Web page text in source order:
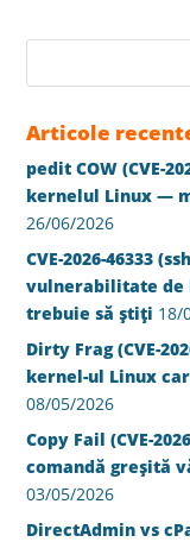
Articole
pedit COW (CVE-
kernelul Linux —
26/06/2026
CVE-2026-46333
vulnerabilitate de
trebuie să știți 18/
Dirty Frag (CVE-
kernel-ul Linux
08/05/2026
Copy Fail (CVE-
comandă greșită
03/05/2026
DirectAdmin vs